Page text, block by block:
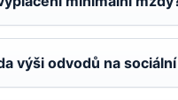
výši odvodů na